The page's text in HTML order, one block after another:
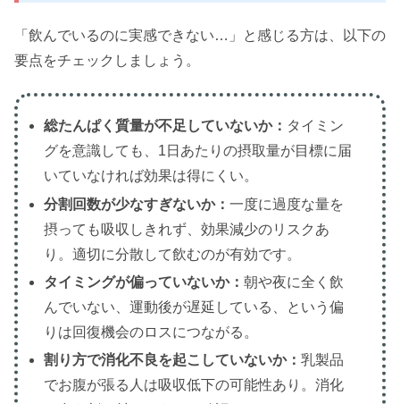
「飲んでいるのに実感できない…」と感じる方は、以下の
要点をチェックしましょう。
総たんぱく質量が不足していないか： タイミン
グを意識しても、1日あたりの摂取量が目標に届
いていなければ効果は得にくい。
分割回数が少なすぎないか：一度に過度な量を
摂っても吸収しきれず、効果減少のリスクあ
り。適切に分散して飲むのが有効です。
タイミングが偏っていないか：朝や夜に全く飲
んでいない、運動後が遅延している、という偏
りは回復機会のロスにつながる。
割り方で消化不良を起こしていないか：乳製品
でお腹が張る人は吸収低下の可能性あり。消化